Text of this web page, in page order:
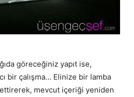
göreceğiniz yapıt ise,
bir çalışma… Elinize bir lamba
ettirerek, mevcut içeriği yeniden